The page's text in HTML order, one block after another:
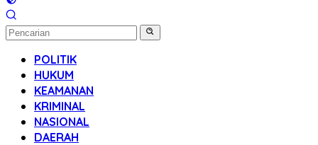
POLITIK
HUKUM
KEAMANAN
KRIMINAL
NASIONAL
DAERAH